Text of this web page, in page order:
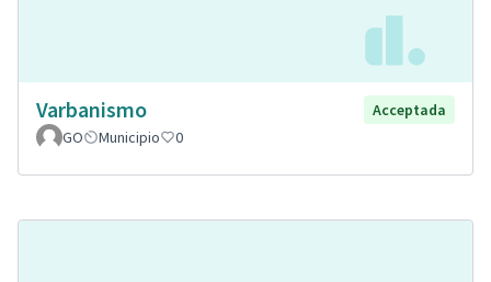
Varbanismo
Acceptada
GO
Municipio 0